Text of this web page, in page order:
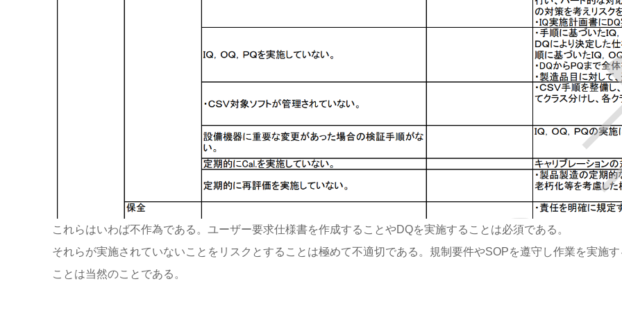
これらはいわば不作為である。ユーザー要求仕様書を作成することやDQを実施することは必須である。
それらが実施されていないことをリスクとすることは極めて不適切である。規制要件やSOPを遵守し作業を実施す
ことは当然のことである。